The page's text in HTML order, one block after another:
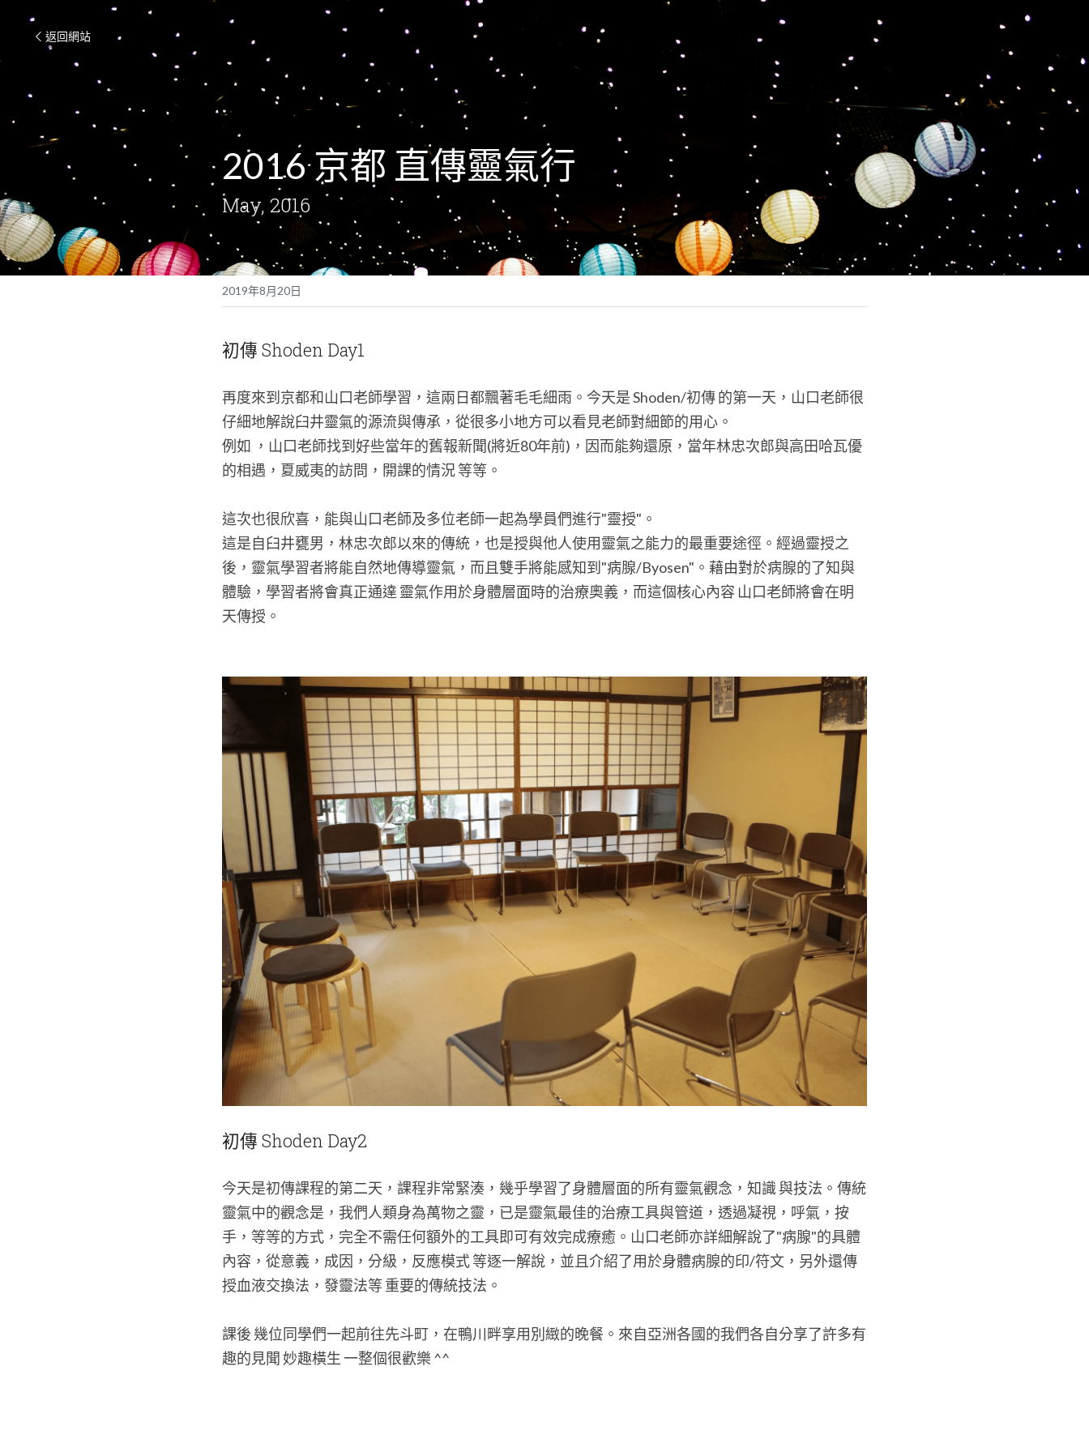
返回網站
2016 京都 直傳靈氣行
May, 2016
2019年8月20日
初傳 Shoden Day1
再度來到京都和山口老師學習，這兩日都飄著毛毛細雨。今天是 Shoden/初傳 的第一天，山口老師很
仔細地解說臼井靈氣的源流與傳承，從很多小地方可以看見老師對細節的用心。
例如 ，山口老師找到好些當年的舊報新聞(將近80年前)，因而能夠還原，當年林忠次郎與高田哈瓦優
的相遇，夏威夷的訪問，開課的情況 等等。
這次也很欣喜，能與山口老師及多位老師一起為學員們進行"靈授"。
這是自臼井甕男，林忠次郎以來的傳統，也是授與他人使用靈氣之能力的最重要途徑。經過靈授之
後，靈氣學習者將能自然地傳導靈氣，而且雙手將能感知到"病腺/Byosen"。藉由對於病腺的了知與
體驗，學習者將會真正通達 靈氣作用於身體層面時的治療奧義，而這個核心內容 山口老師將會在明
天傳授。
初傳 Shoden Day2
今天是初傳課程的第二天，課程非常緊湊，幾乎學習了身體層面的所有靈氣觀念，知識 與技法。傳統
靈氣中的觀念是，我們人類身為萬物之靈，已是靈氣最佳的治療工具與管道，透過凝視，呼氣，按
手，等等的方式，完全不需任何額外的工具即可有效完成療癒。山口老師亦詳細解說了"病腺"的具體
內容，從意義，成因，分級，反應模式 等逐一解說，並且介紹了用於身體病腺的印/符文，另外還傳
授血液交換法，發靈法等 重要的傳統技法。
課後 幾位同學們一起前往先斗町，在鴨川畔享用別緻的晚餐。來自亞洲各國的我們各自分享了許多有
趣的見聞 妙趣橫生 一整個很歡樂 ^^